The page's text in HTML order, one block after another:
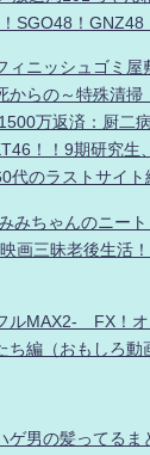
SGO48！GNZ48
ィニッシュゴミ屋
からの～特殊清掃
万返済：厨二
！！9期研究生
代のラストサイト
みちゃんのニー
画三昧老後生活
ルMAX2- FX！
編（おもしろ動
ゲ男の髪ってるま